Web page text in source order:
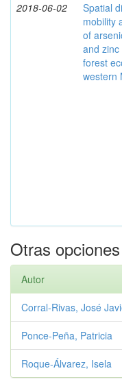
2018-06-02
Spatial
mobility
of
and zinc
forest
western
Otras
Autor
Corral-Rivas, José
Ponce-Peña, Patricia
Roque-Álvarez, Isela